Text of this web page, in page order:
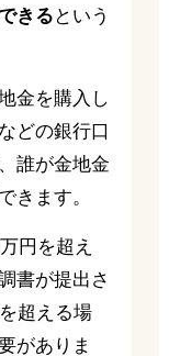
きる という
金を購入し
どの銀行口
誰が金地金
きます。
円を超え
書が提出さ
超える場
がありま